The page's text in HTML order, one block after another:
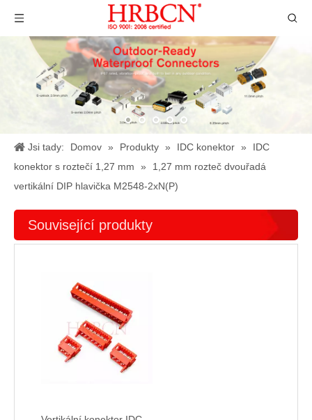
Jsi tady: Domov » Produkty » IDC konektor »
IDC
konektor s roztečí 1,27 mm
»
1,27 mm rozteč dvouřadá
vertikální DIP hlavička M2548-2xN(P)
Související produkty